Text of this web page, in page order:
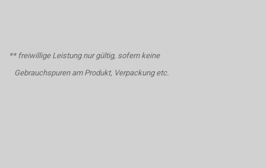
** freiwillige Leistung nur gültig, sofern keine
Gebrauchspuren am Produkt, Verpackung etc.